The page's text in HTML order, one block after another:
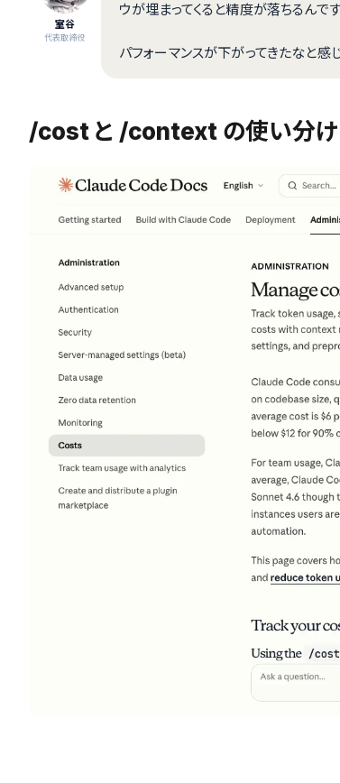
室谷
代表取締役
ウが埋まってくると精度が落ちるんです
パフォーマンスが下がってきたなと感
/cost と /context の使い分け